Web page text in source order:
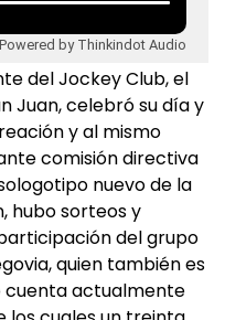
Powered by Thinkindot Audio
del Jockey Club, el
Juan, celebró su día y
y al mismo
comisión directiva
nuevo de la
hubo sorteos y
del grupo
quien también es
cuenta actualmente